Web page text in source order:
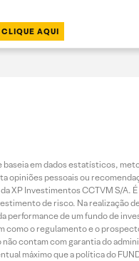
CLIQUE AQUI
em dados estatísticos,
opiniões pessoais ou
XP Investimentos CCTVM S/
de risco. Na realização
performance de um fundo de
como o regulamento e o
contam com garantia do
máximo que a política do